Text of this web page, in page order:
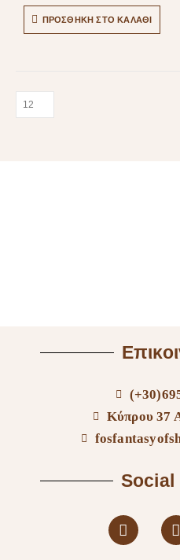
ΠΡΟΣΘΉΚΗ ΣΤΟ ΚΑΛΆΘΙ
Κύπρου 37
Social